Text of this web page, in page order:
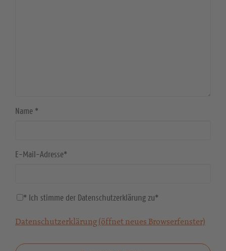
Name *
E-Mail-Adresse*
* Ich stimme der Datenschutzerklärung zu*
Datenschutzerklärung (öffnet neues Browserfenster)